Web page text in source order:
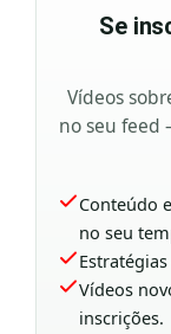
Se
Vídeos
no seu
Conteúdo
no seu
Vídeos
inscrições.